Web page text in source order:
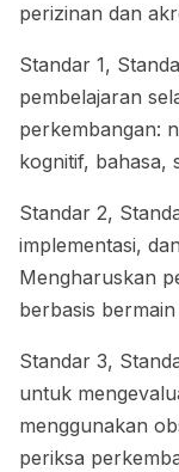
perizinan dan
Standar 1,
pembelajaran
perkembangan:
kognitif, bahasa,
Standar 2,
implementasi,
Mengharuskan
berbasis
Standar 3,
untuk
menggunakan
periksa